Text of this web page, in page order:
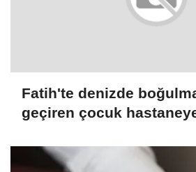
Fatih'te denizde
geçiren çocuk hastaneye